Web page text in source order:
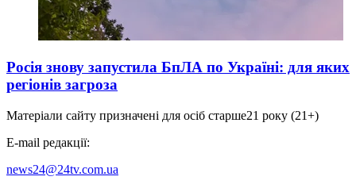
Росія знову запустила БпЛА по Україні: для яких
регіонів загроза
Матеріали сайту призначені для осіб старше21 року (21+)
E-mail редакції:
news24@24tv.com.ua